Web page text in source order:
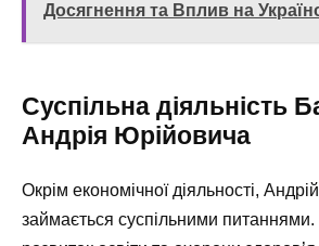
Досягнення та Вплив на
Суспільна діяльність
Андрія Юрійовича
Окрім економічної діяльності,
займається суспільними питаннями.